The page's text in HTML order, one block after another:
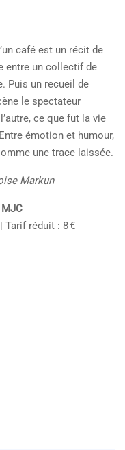
café est un récit de
entre un collectif de
Puis un recueil de
le spectateur
ce que fut la vie
émotion et humour,
une trace laissée.
Markun
Tarif réduit : 8 €